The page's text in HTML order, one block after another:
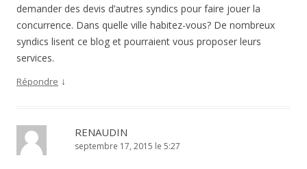
demander des devis d’autres syndics pour faire jouer la
concurrence. Dans quelle ville habitez-vous? De nombreux
syndics lisent ce blog et pourraient vous proposer leurs
services.
Répondre ↓
RENAUDIN
septembre 17, 2015 le 5:27